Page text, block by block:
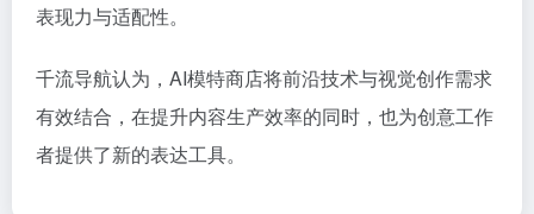
表现力与适配性。
千流导航认为，AI模特商店将前沿技术与视觉创作需求
有效结合，在提升内容生产效率的同时，也为创意工作
者提供了新的表达工具。